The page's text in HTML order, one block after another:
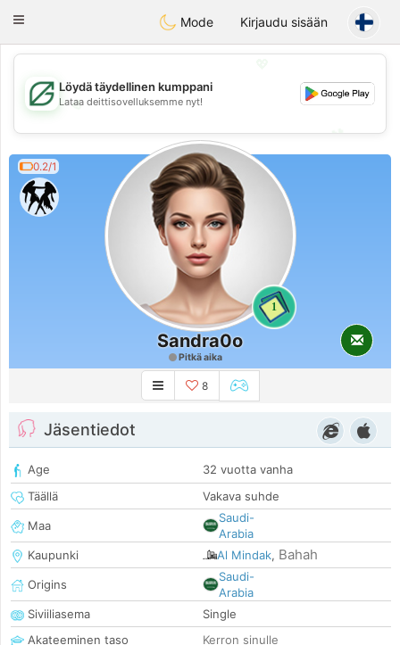
GulfDating
Toggle
Mode Kirjaudu sisään
💖
💕
💕
Löydä täydellinen kumppani
Lataa deittisovelluksemme nyt!
0.2/1
1
Sandra0o
Pitkä aika
8
Jäsentiedot
Age
32 vuotta vanha
Täällä
Vakava suhde
Maa
Saudi-
Arabia
Kaupunki
Al Mindak, Bahah
Origins
Saudi-
Arabia
Siviiliasema
Single
Akateeminen taso
Kerron sinulle